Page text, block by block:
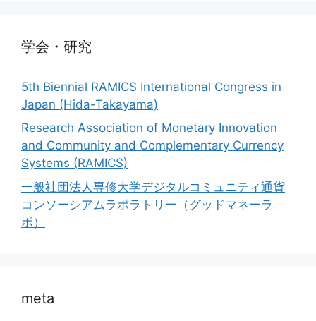
学会・研究
5th Biennial RAMICS International Congress in
Japan (Hida-Takayama)
Research Association of Monetary Innovation
and Community and Complementary Currency
Systems (RAMICS)
一般社団法人専修大学デジタルコミュニティ通貨
コンソーシアムラボラトリー（グッドマネーラ
ボ）
meta